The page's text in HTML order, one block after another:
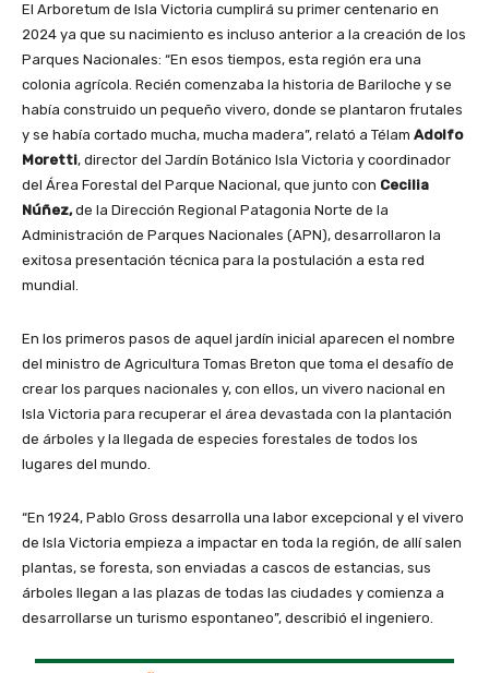
El Arboretum de Isla Victoria cumplirá su primer centenario en
2024 ya que su nacimiento es incluso anterior a la creación de los
Parques Nacionales: “En esos tiempos, esta región era una
colonia agrícola. Recién comenzaba la historia de Bariloche y se
había construido un pequeño vivero, donde se plantaron frutales
y se había cortado mucha, mucha madera”, relató a Télam Adolfo
Moretti, director del Jardín Botánico Isla Victoria y coordinador
del Área Forestal del Parque Nacional, que junto con Cecilia
Núñez,de la Dirección Regional Patagonia Norte de la
Administración de Parques Nacionales (APN), desarrollaron la
exitosa presentación técnica para la postulación a esta red
mundial.
En los primeros pasos de aquel jardín inicial aparecen el nombre
del ministro de Agricultura Tomas Breton que toma el desafío de
crear los parques nacionales y, con ellos, un vivero nacional en
Isla Victoria para recuperar el área devastada con la plantación
de árboles y la llegada de especies forestales de todos los
lugares del mundo.
“En 1924, Pablo Gross desarrolla una labor excepcional y el vivero
de Isla Victoria empieza a impactar en toda la región, de allí salen
plantas, se foresta, son enviadas a cascos de estancias, sus
árboles llegan a las plazas de todas las ciudades y comienza a
desarrollarse un turismo espontaneo”, describió el ingeniero.